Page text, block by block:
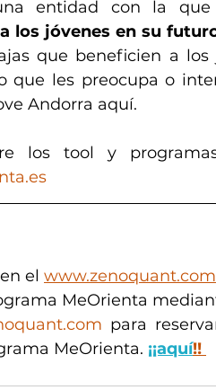
entidad con la
los jóvenes en su
que beneficien a los
que les preocupa o
Andorra aquí.
los tool y
el www.zenoquant.com
MeOrienta
para
MeOrienta. ¡¡aquí!!